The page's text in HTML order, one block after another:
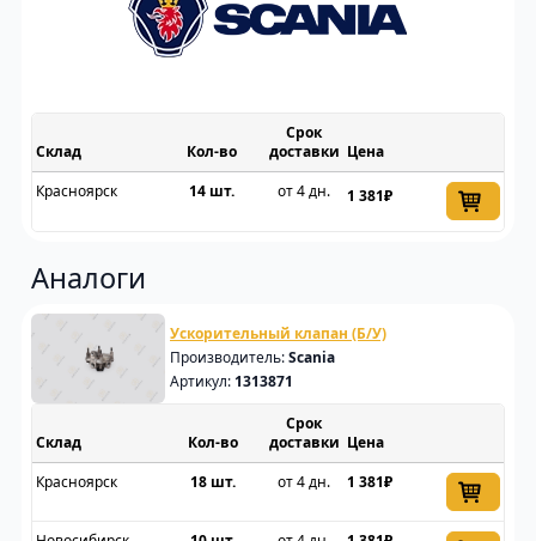
Склад
Срок
доставки Цена
Красноярск
14 шт. от 4 дн. 1 381₽
Аналоги
Ускорительный клапан (Б/У)
Производитель:Scania
Артикул: 1313871
Склад
Срок
доставки Цена
Красноярск
18 шт. от 4 дн. 1 381₽